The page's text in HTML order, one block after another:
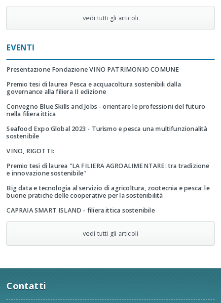
vedi tutti gli articoli
EVENTI
Presentazione Fondazione VINO PATRIMONIO COMUNE
Premio tesi di laurea Pesca e acquacoltura sostenibili dalla
governance alla filiera II edizione
Convegno Blue Skills and Jobs - orientare le professioni del futuro
nella filiera ittica
Seafood Expo Global 2023 - Turismo e pesca una multifunzionalità
sostenibile
VINO, RIGOTTI:
Premio tesi di laurea "LA FILIERA AGROALIMENTARE: tra tradizione
e innovazione sostenibile"
Big data e tecnologia al servizio di agricoltura, zootecnia e pesca: le
buone pratiche delle cooperative per la sostenibilità
CAPRAIA SMART ISLAND - filiera ittica sostenibile
vedi tutti gli articoli
Contatti